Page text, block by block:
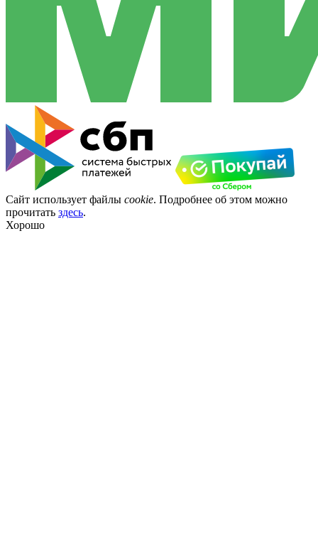
Сайт использует файлы cookie. Подробнее об этом можно
прочитать здесь.
Хорошо